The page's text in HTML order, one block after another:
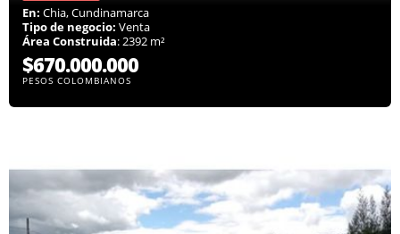
En: Chia, Cundinamarca
Tipo de negocio: Venta
Área Construida: 2392 m²
$670.000.000
PESOS COLOMBIANOS